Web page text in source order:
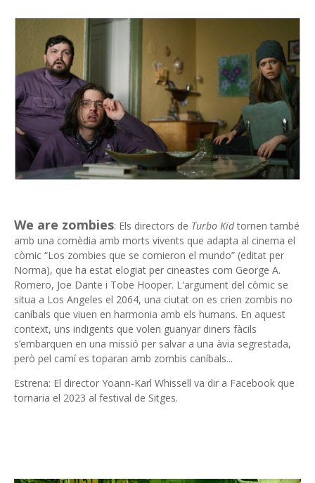
We are zombies: Els directors de Turbo Kidtornen també
amb una comèdia amb morts vivents que adapta al cinema el
còmic “Los zombies que se comieron el mundo” (editat per
Norma), que ha estat elogiat per cineastes com George A.
Romero, Joe Dante i Tobe Hooper. L'argument del còmic se
situa a Los Angeles el 2064, una ciutat on es crien zombis no
caníbals que viuen en harmonia amb els humans. En aquest
context, uns indigents que volen guanyar diners fàcils
s’embarquen en una missió per salvar a una àvia segrestada,
però pel camí es toparan amb zombis caníbals...
Estrena: El director Yoann-Karl Whissell va dir a Facebook que
tornaria el 2023 al festival de Sitges.